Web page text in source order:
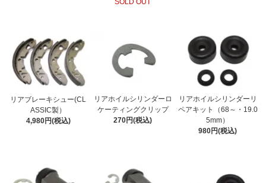
SOLD OUT
リアブレーキシュー(CL
ASSIC製）
4,980円(税込)
リアホイルシリンダーロ
ケーティングクリップ
270円(税込)
リアホイルシリンダーリ
ペアキット（68～・19.0
5mm）
980円(税込)